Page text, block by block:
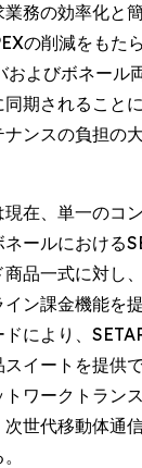
務の効率化と
の削減をもた
およびボネール
期されること
ンスの負担の
在、単一のコ
ールにおける
商品一式に対し
ン課金機能を
により、
イートを提供
ワークトラン
世代移動体通